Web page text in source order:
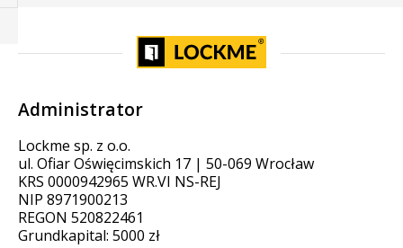
Administrator
Lockme sp. z o.o.
ul. Ofiar Oświęcimskich 17 | 50-069 Wrocław
KRS 0000942965 WR.VI NS-REJ
NIP 8971900213
REGON 520822461
Grundkapital: 5000 zł